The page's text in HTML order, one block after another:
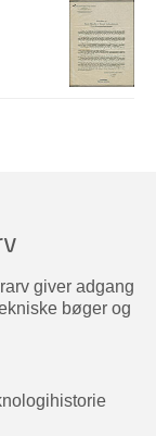
giver adgang
bøger og